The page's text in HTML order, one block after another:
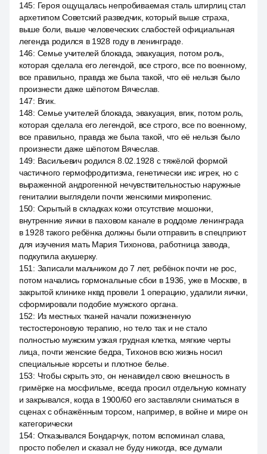
145: Героя ощущалась непробиваемая сталь штирлиц стал
архетипом Советский разведчик, который выше страха,
выше боли, выше человеческих слабостей официальная
легенда родился в 1928 году в ленинграде.
146: Семье учителей блокада, эвакуация, потом роль,
которая сделала его легендой, все строго, все по военному,
все правильно, правда же была такой, что её нельзя было
произнести даже шёпотом Вячеслав.
147: Вгик.
148: Семье учителей блокада, эвакуация, вгик, потом роль,
которая сделала его легендой, все строго, все по военному,
все правильно, правда же была такой, что её нельзя было
произнести даже шёпотом Вячеслав.
149: Васильевич родился 8.02.1928 с тяжёлой формой
частичного гермофродитизма, генетически икс игрек, но с
выраженной андрогенной нечувствительностью наружные
гениталии выглядели почти женскими микропенис.
150: Скрытый в складках кожи отсутствие мошонки,
внутренние яички в паховом канале в роддоме ленинграда
в 1928 такого ребёнка должны были отправить в спецприют
для изучения мать Мария Тихонова, работница завода,
подкупила акушерку.
151 : Записали мальчиком до 7 лет, ребёнок почти не рос,
потом начались гормональные сбои в 1936, уже в Москве, в
закрытой клинике нквд провели 1 операцию, удалили яички,
сформировали подобие мужского органа.
152: Из местных тканей начали пожизненную
тестостероновую терапию, но тело так и не стало
полностью мужским узкая грудная клетка, мягкие черты
лица, почти женские бедра, Тихонов всю жизнь носил
специальные корсеты и плотное белье.
153: Чтобы скрыть это, он ненавидел свою внешность в
гримёрке на мосфильме, всегда просил отдельную комнату
и закрывался, когда в 1900/60 его заставляли сниматься в
сценах с обнажённым торсом, например, в войне и мире он
категорически
154: Отказывался Бондарчук, потом вспоминал слава,
просто побелел и сказал не буду никогда, все думали